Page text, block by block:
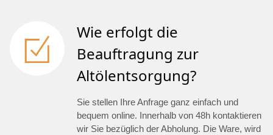
Wie erfolgt die
Beauftragung zur
Altölentsorgung?
Sie stellen Ihre Anfrage ganz einfach und
bequem online. Innerhalb von 48h kontaktieren
wir Sie bezüglich der Abholung. Die Ware, wird